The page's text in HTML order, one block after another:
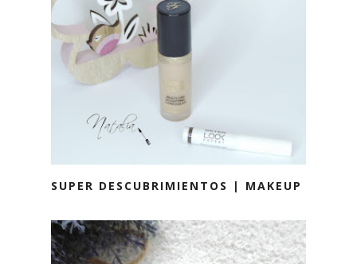
SUPER DESCUBRIMIENTOS | MAKEUP